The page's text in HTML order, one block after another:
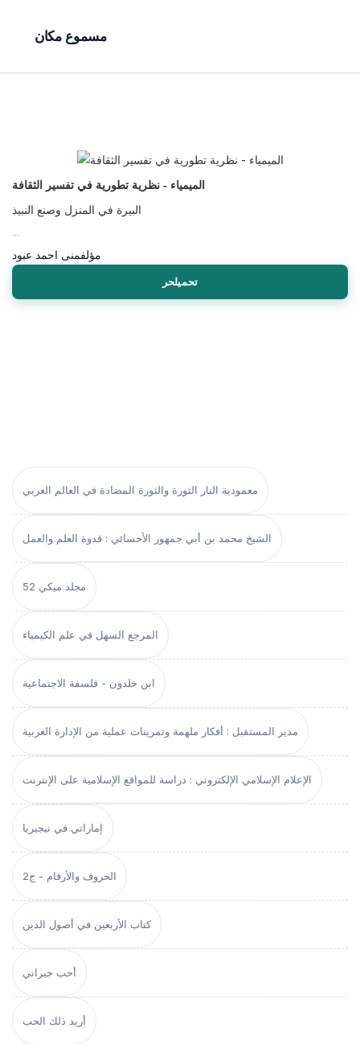
مسموع مكان
معمودية النار الثورة والثورة المضادة في العالم العربي
الشيخ محمد بن أبي جمهور الأحسائي : قدوة العلم والعمل
مجلد ميكي 52
المرجع السهل في علم الكيمياء
ابن خلدون - فلسفة الاجتماعية
مدير المستقبل : أفكار ملهمة وتمرينات عملية من الإدارة الغربية
الإعلام الإسلامي الإلكتروني : دراسة للمواقع الإسلامية على الإنترنت
إماراتي في نيجيريا
الحروف والأرقام - ج2
كتاب الأربعين في أصول الدين
أحب جيراني
أريد ذلك الحب
الميمياء - نظرية تطورية في تفسير الثقافة
البيرة في المنزل وصنع النبيذ
مؤلفمنى احمد عبود
تحميلحر